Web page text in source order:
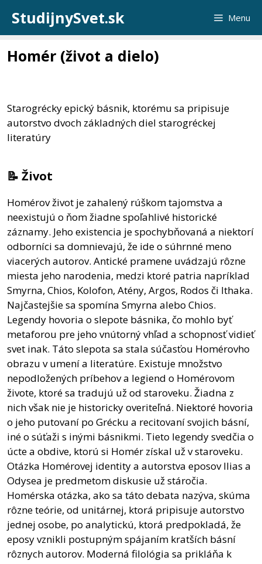
obsah
StudijnySvet.sk Menu
Homér (život a dielo)
Starogrécky epický básnik, ktorému sa pripisuje
autorstvo dvoch základných diel starogréckej
literatúry
📝 Život
Homérov život je zahalený rúškom tajomstva a
neexistujú o ňom žiadne spoľahlivé historické
záznamy. Jeho existencia je spochybňovaná a niektorí
odborníci sa domnievajú, že ide o súhrnné meno
viacerých autorov. Antické pramene uvádzajú rôzne
miesta jeho narodenia, medzi ktoré patria napríklad
Smyrna, Chios, Kolofon, Atény, Argos, Rodos či Ithaka.
Najčastejšie sa spomína Smyrna alebo Chios.
Legendy hovoria o slepote básnika, čo mohlo byť
metaforou pre jeho vnútorný vhľad a schopnosť vidieť
svet inak. Táto slepota sa stala súčasťou Homérovho
obrazu v umení a literatúre. Existuje množstvo
nepodložených príbehov a legiend o Homérovom
živote, ktoré sa tradujú už od staroveku. Žiadna z
nich však nie je historicky overiteľná. Niektoré hovoria
o jeho putovaní po Grécku a recitovaní svojich básní,
iné o súťaži s inými básnikmi. Tieto legendy svedčia o
úcte a obdive, ktorú si Homér získal už v staroveku.
Otázka Homérovej identity a autorstva eposov Ilias a
Odysea je predmetom diskusie už stáročia.
Homérska otázka, ako sa táto debata nazýva, skúma
rôzne teórie, od unitárnej, ktorá pripisuje autorstvo
jednej osobe, po analytickú, ktorá predpokladá, že
eposy vznikli postupným spájaním kratších básní
rôznych autorov. Moderná filológia sa prikláňa k